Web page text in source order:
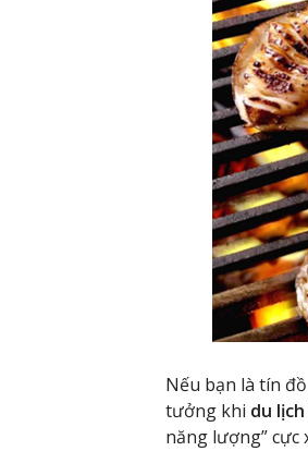
Nếu bạn là tín
tưởng khi du
năng lượng” cực